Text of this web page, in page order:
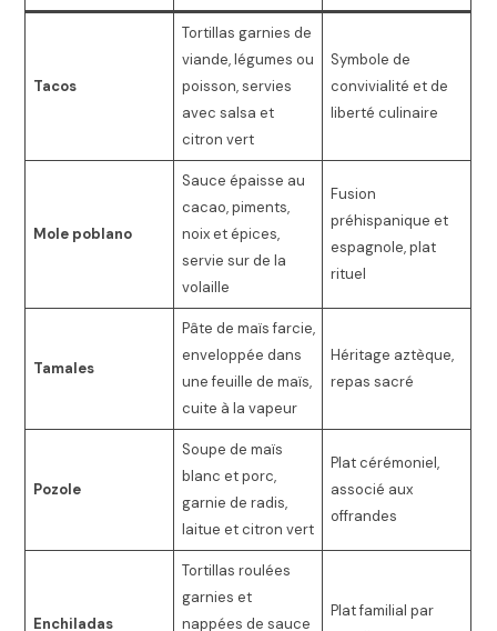
Tacos
Tortillas garnies de
viande, légumes ou
poisson, servies
avec salsa et
citron vert
Symbole de
convivialité et de
liberté culinaire
Mole poblano
Sauce épaisse au
cacao, piments,
noix et épices,
servie sur de la
volaille
Fusion
préhispanique et
espagnole, plat
rituel
Tamales
Pâte de maïs farcie,
enveloppée dans
une feuille de maïs,
cuite à la vapeur
Héritage aztèque,
repas sacré
Pozole
Soupe de maïs
blanc et porc,
garnie de radis,
laitue et citron vert
Plat cérémoniel,
associé aux
offrandes
Enchiladas
Tortillas roulées
garnies et
nappées de sauce
Plat familial par